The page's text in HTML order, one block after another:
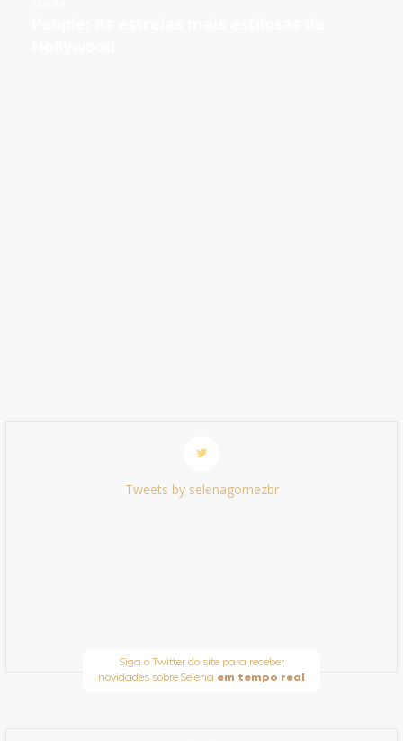
Tweets by selenagomezbr
Siga o Twitter do site para receber
novidades sobre Selena em tempo real